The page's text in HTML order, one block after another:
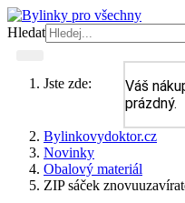
Hledat
Váš
prázdný.
Jste zde:
Bylinkovydoktor.cz
Novinky
Obalový materiál
ZIP sáček